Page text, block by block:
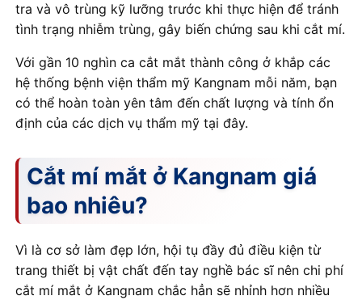
tra và vô trùng kỹ lưỡng trước khi thực hiện để tránh
tình trạng nhiễm trùng, gây biến chứng sau khi cắt mí.
Với gần 10 nghìn ca cắt mắt thành công ở khắp các
hệ thống bệnh viện thẩm mỹ Kangnam mỗi năm, bạn
có thể hoàn toàn yên tâm đến chất lượng và tính ổn
định của các dịch vụ thẩm mỹ tại đây.
Cắt mí mắt ở Kangnam giá
bao nhiêu?
Vì là cơ sở làm đẹp lớn, hội tụ đầy đủ điều kiện từ
trang thiết bị vật chất đến tay nghề bác sĩ nên chi phí
cắt mí mắt ở Kangnam chắc hẳn sẽ nhỉnh hơn nhiều